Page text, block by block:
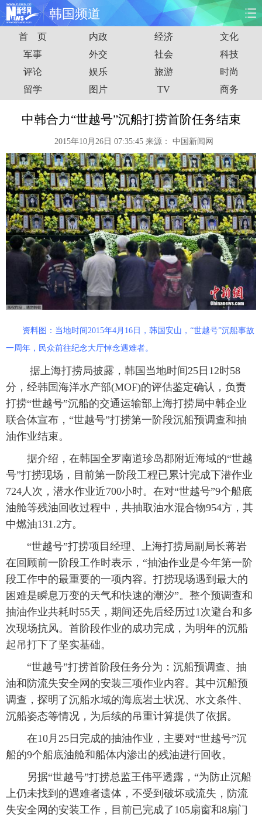
韩国频道
首页 时政 国际 财经
娱乐 体育 人事 教育
时尚 思客 地方 法治
科技 能源 房产 公司
图片 视频 彩票 食品
旅游 健康 信息化 数据
金融 公益 军事 无人机
富媒体 摄影 新华广播
新华电视中文 新华电视英文 返回PC
首 页 内政 经济
文化
军事
外交 社会
科技
评论
娱乐 旅游
时尚
留学
图片 TV 商务
中韩合力“世越号”沉船打捞首阶任务结束
2015年10月26日 07:35:45 来源： 中国新闻网
资料图：当地时间2015年4月16日，韩国安山，“世越号”沉船事故
一周年，民众前往纪念大厅悼念遇难者。
据上海打捞局披露，韩国当地时间25日12时58
分，经韩国海洋水产部(MOF)的评估鉴定确认，负责
打捞“世越号”沉船的交通运输部上海打捞局中韩企业
联合体宣布，“世越号”打捞第一阶段沉船预调查和抽
油作业结束。
据介绍，在韩国全罗南道珍岛郡附近海域的“世越
号”打捞现场，目前第一阶段工程已累计完成下潜作业
724人次，潜水作业近700小时。在对“世越号”9个船底
油舱等残油回收过程中，共抽取油水混合物954方，其
中燃油131.2方。
“世越号”打捞项目经理、上海打捞局副局长蒋岩
在回顾前一阶段工作时表示，“抽油作业是今年第一阶
段工作中的最重要的一项内容。打捞现场遇到最大的
困难是瞬息万变的天气和快速的潮汐”。整个预调查和
抽油作业共耗时55天，期间还先后经历过1次避台和多
次现场抗风。首阶段作业的成功完成，为明年的沉船
起吊打下了坚实基础。
“世越号”打捞首阶段任务分为：沉船预调查、抽
油和防流失安全网的安装三项作业内容。其中沉船预
调查，探明了沉船水域的海底岩土状况、水文条件、
沉船姿态等情况，为后续的吊重计算提供了依据。
在10月25日完成的抽油作业，主要对“世越号”沉
船的9个船底油舱和船体内渗出的残油进行回收。
另据“世越号”打捞总监王伟平透露，“为防止沉船
上仍未找到的遇难者遗体，不受到破坏或流失，防流
失安全网的安装工作，目前已完成了105扇窗和8扇门